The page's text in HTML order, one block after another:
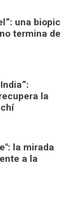
una biopic
termina de
la
la mirada
a la